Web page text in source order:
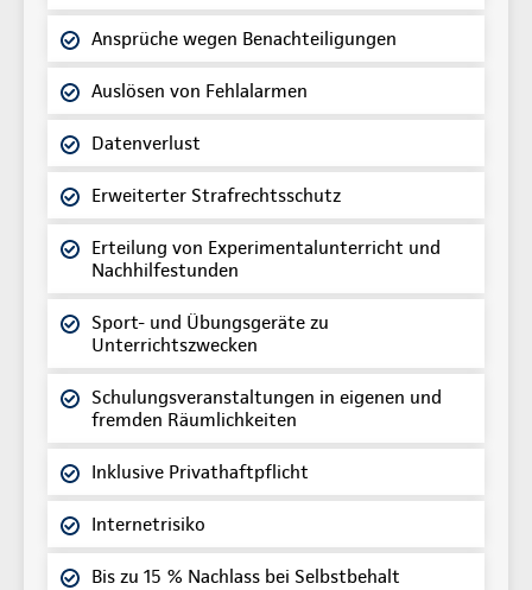
Ansprüche wegen Benachteiligungen
Auslösen von Fehlalarmen
Datenverlust
Erweiterter Strafrechtsschutz
Erteilung von Experimentalunterricht und
Nachhilfestunden
Sport- und Übungsgeräte zu
Unterrichtszwecken
Schulungsveranstaltungen in eigenen und
fremden Räumlichkeiten
Inklusive Privathaftpflicht
Internetrisiko
Bis zu 15 % Nachlass bei Selbstbehalt